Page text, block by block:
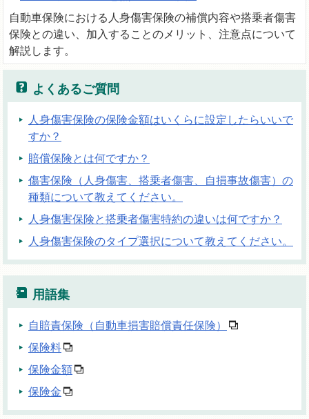
自動車保険における人身傷害保険の補償内容や搭乗者傷害
保険との違い、加入することのメリット、注意点について
解説します。
よくあるご質問
人身傷害保険の保険金額はいくらに設定したらいいで
すか？
賠償保険とは何ですか？
傷害保険（人身傷害、搭乗者傷害、自損事故傷害）の
種類について教えてください。
人身傷害保険と搭乗者傷害特約の違いは何ですか？
人身傷害保険のタイプ選択について教えてください。
用語集
自賠責保険（自動車損害賠償責任保険）
保険料
保険金額
保険金